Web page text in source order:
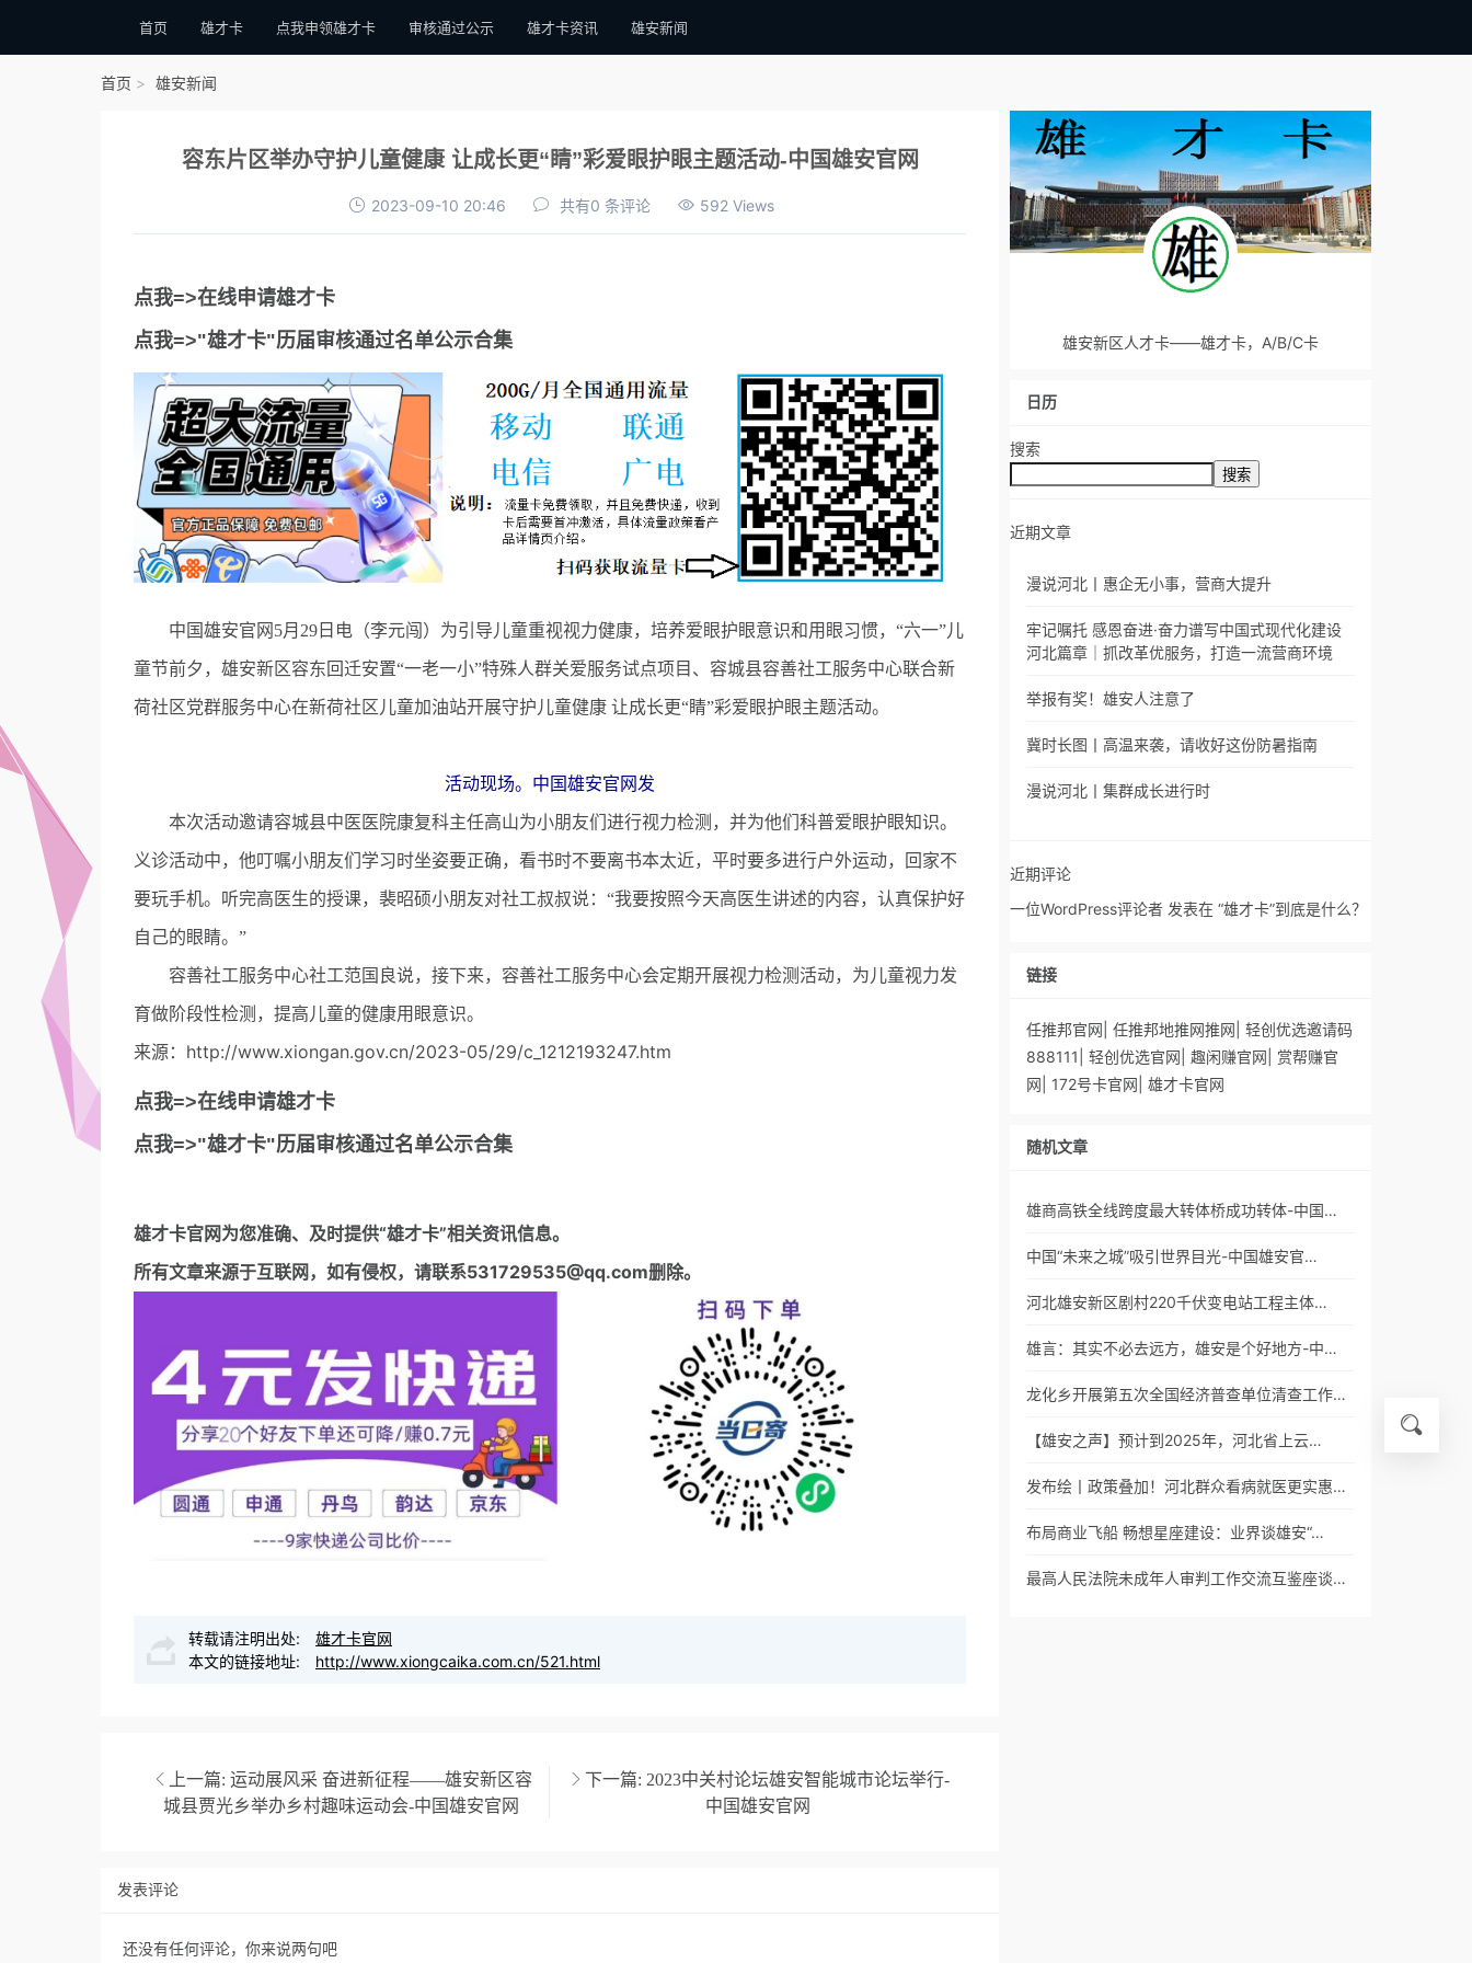
首页 雄才卡 点我申领雄才卡 审核通过公示 雄才卡资讯 雄安新闻
首页 雄安新闻
容东片区举办守护儿童健康 让成长更“睛”彩爱眼护眼主题活动-中国雄安官网
2023-09-10 20:46 共有0 条评论 592 Views
点我=>在线申请雄才卡
点我=>"雄才卡"历届审核通过名单公示合集
中国雄安官网5月29日电（李元闯）为引导儿童重视视力健康，培养爱眼护眼意识和用眼习惯，“六一”儿
童节前夕，雄安新区容东回迁安置“一老一小”特殊人群关爱服务试点项目、容城县容善社工服务中心联合新
荷社区党群服务中心在新荷社区儿童加油站开展守护儿童健康 让成长更“睛”彩爱眼护眼主题活动。
活动现场。中国雄安官网发
本次活动邀请容城县中医医院康复科主任高山为小朋友们进行视力检测，并为他们科普爱眼护眼知识。
义诊活动中，他叮嘱小朋友们学习时坐姿要正确，看书时不要离书本太近，平时要多进行户外运动，回家不
要玩手机。听完高医生的授课，裴昭硕小朋友对社工叔叔说：“我要按照今天高医生讲述的内容，认真保护好
自己的眼睛。”
容善社工服务中心社工范国良说，接下来，容善社工服务中心会定期开展视力检测活动，为儿童视力发
育做阶段性检测，提高儿童的健康用眼意识。
来源：http://www.xiongan.gov.cn/2023-05/29/c_1212193247.htm
点我=>在线申请雄才卡
点我=>"雄才卡"历届审核通过名单公示合集
雄才卡官网为您准确、及时提供“雄才卡”相关资讯信息。
所有文章来源于互联网，如有侵权，请联系531729535@qq.com删除。
转载请注明出处:
雄才卡官网
本文的链接地址:
http://www.xiongcaika.com.cn/521.html
上一篇: 运动展风采 奋进新征程——雄安新区容
城县贾光乡举办乡村趣味运动会-中国雄安官网
下一篇: 2023中关村论坛雄安智能城市论坛举行-
中国雄安官网
发表评论
还没有任何评论，你来说两句吧
雄安新区人才卡——雄才卡，A/B/C卡
日历
搜索
搜索
近期文章
漫说河北丨惠企无小事，营商大提升
牢记嘱托 感恩奋进·奋力谱写中国式现代化建设
河北篇章｜抓改革优服务，打造一流营商环境
举报有奖！雄安人注意了
冀时长图丨高温来袭，请收好这份防暑指南
漫说河北丨集群成长进行时
近期评论
一位WordPress评论者 发表在 “雄才卡”到底是什么？
链接
任推邦官网 任推邦地推网推网 轻创优选邀请码
888111
轻创优选官网 趣闲赚官网
赏帮赚官
网
172号卡官网 雄才卡官网
随机文章
雄商高铁全线跨度最大转体桥成功转体-中国…
中国“未来之城”吸引世界目光-中国雄安官…
河北雄安新区剧村220千伏变电站工程主体…
雄言：其实不必去远方，雄安是个好地方-中…
龙化乡开展第五次全国经济普查单位清查工作…
【雄安之声】预计到2025年，河北省上云…
发布绘丨政策叠加！河北群众看病就医更实惠…
布局商业飞船 畅想星座建设：业界谈雄安“…
最高人民法院未成年人审判工作交流互鉴座谈…